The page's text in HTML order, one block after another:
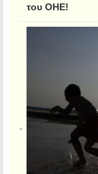
του ΟΗΕ!